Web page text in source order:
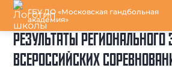
ГБУ ДО «Московская гандбольная
академия»
РЕЗУЛЬТАТЫ РЕГИОНАЛЬНОГО
ВСЕРОССИЙСКИХ